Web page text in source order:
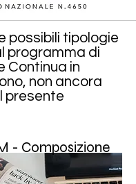
possibili tipologie
programma di
Continua in
non ancora
presente
- Composizione